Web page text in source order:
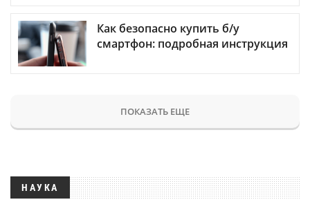
Как безопасно купить б/у
смартфон: подробная инструкция
ПОКАЗАТЬ ЕЩЕ
НАУКА